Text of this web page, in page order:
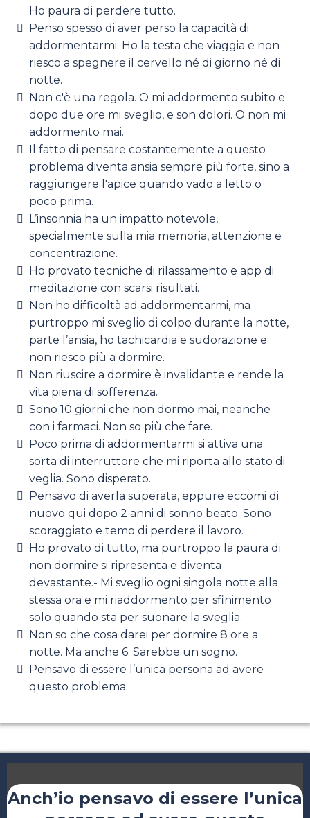
Ho paura di perdere tutto.
Penso spesso di aver perso la capacità di
addormentarmi. Ho la testa che viaggia e non
riesco a spegnere il cervello né di giorno né di
notte.
Non c'è una regola. O mi addormento subito e
dopo due ore mi sveglio, e son dolori. O non mi
addormento mai.
Il fatto di pensare costantemente a questo
problema diventa ansia sempre più forte, sino a
raggiungere l'apice quando vado a letto o
poco prima.
L’insonnia ha un impatto notevole,
specialmente sulla mia memoria, attenzione e
concentrazione.
Ho provato tecniche di rilassamento e app di
meditazione con scarsi risultati.
Non ho difficoltà ad addormentarmi, ma
purtroppo mi sveglio di colpo durante la notte,
parte l’ansia, ho tachicardia e sudorazione e
non riesco più a dormire.
Non riuscire a dormire è invalidante e rende la
vita piena di sofferenza.
Sono 10 giorni che non dormo mai, neanche
con i farmaci. Non so più che fare.
Poco prima di addormentarmi si attiva una
sorta di interruttore che mi riporta allo stato di
veglia. Sono disperato.
Pensavo di averla superata, eppure eccomi di
nuovo qui dopo 2 anni di sonno beato. Sono
scoraggiato e temo di perdere il lavoro.
Ho provato di tutto, ma purtroppo la paura di
non dormire si ripresenta e diventa
devastante.- Mi sveglio ogni singola notte alla
stessa ora e mi riaddormento per sfinimento
solo quando sta per suonare la sveglia.
Non so che cosa darei per dormire 8 ore a
notte. Ma anche 6. Sarebbe un sogno.
Pensavo di essere l’unica persona ad avere
questo problema.
Anch’io pensavo di essere l’unica